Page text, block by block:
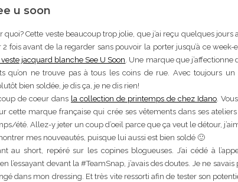
u soon
Cette veste beaucoup trop jolie, que j’ai reçu quelques jours
fois avant de la regarder sans pouvoir la porter jusqu’à ce week-
jacquard blanche See U Soon. Une marque que
qu’on ne trouve pas à tous les coins de rue. Avec toujours
bien soldée, je dis ça, je ne dis rien!
de coeur dans la collection de printemps de chez Idano.
cette marque française qui crée ses vêtements dans ses
été. Allez-y jeter un coup d’oeil parce que ça veut le détour,
mes nouveautés, puisque lui aussi est bien soldé 🙂
au short, repéré sur les copines blogueuses. J’ai cédé à
en l’essayant devant la #TeamSnap, j’avais des doutes. Je ne
dans mon dressing. Et très vite ressorti afin de tester son